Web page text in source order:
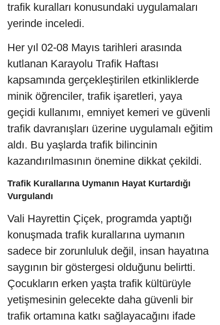
trafik kuralları konusundaki uygulamaları
yerinde inceledi.
Her yıl 02-08 Mayıs tarihleri arasında
kutlanan Karayolu Trafik Haftası
kapsamında gerçekleştirilen etkinliklerde
minik öğrenciler, trafik işaretleri, yaya
geçidi kullanımı, emniyet kemeri ve güvenli
trafik davranışları üzerine uygulamalı eğitim
aldı. Bu yaşlarda trafik bilincinin
kazandırılmasının önemine dikkat çekildi.
Trafik Kurallarına Uymanın Hayat Kurtardığı
Vurgulandı
Vali Hayrettin Çiçek, programda yaptığı
konuşmada trafik kurallarına uymanın
sadece bir zorunluluk değil, insan hayatına
saygının bir göstergesi olduğunu belirtti.
Çocukların erken yaşta trafik kültürüyle
yetişmesinin gelecekte daha güvenli bir
trafik ortamına katkı sağlayacağını ifade